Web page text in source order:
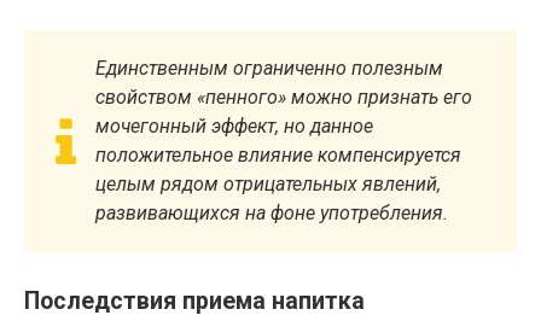
Единственным ограниченно полезным
свойством «пенного» можно признать его
мочегонный эффект, но данное
положительное влияние компенсируется
целым рядом отрицательных явлений,
развивающихся на фоне употребления.
Последствия приема напитка